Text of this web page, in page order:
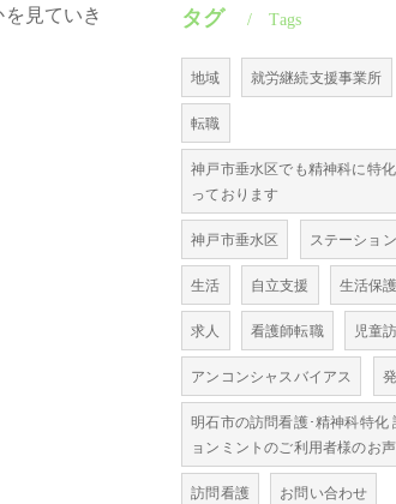
見ていき
タグ Tags
地域 就労継続支援事業所
転職
神戸市垂水区でも精神科に特
っております
神戸市垂水区 ステーション
生活 自立支援 生活保護
求人 看護師転職 児童
アンコンシャスバイアス
明石市の訪問看護･精神科特化
ョンミントのご利用者様のお声
訪問看護 お問い合わせ